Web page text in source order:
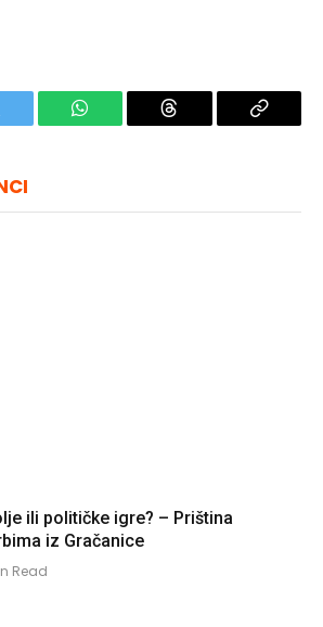
WhatsApp Threads
Copy
ili političke igre? – Priština
iz Gračanice
Read